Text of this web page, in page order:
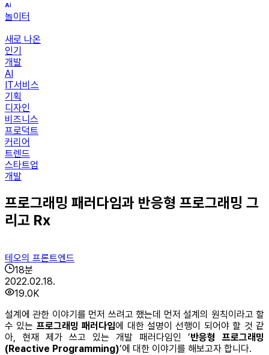
놀이터
새로 나온
인기
개발
AI
IT서비스
기획
디자인
비즈니스
프로덕트
커리어
트렌드
스타트업
개발
프로그래밍 패러다임과 반응형 프로그래밍 그
리고 Rx
테오의 프론트엔드
18분
2022.02.18.
19.0K
설계에 관한 이야기를 먼저 쓰려고 했는데 먼저 설계의 원칙이라고 할
수 있는 프로그래밍 패러다임에 대한 설명이 선행이 되어야 할 것 같
아, 현재 제가 쓰고 있는 개발 패러다임인 ’반응형 프로그래밍
(Reactive Programming)’에 대한 이야기를 해보고자 합니다.